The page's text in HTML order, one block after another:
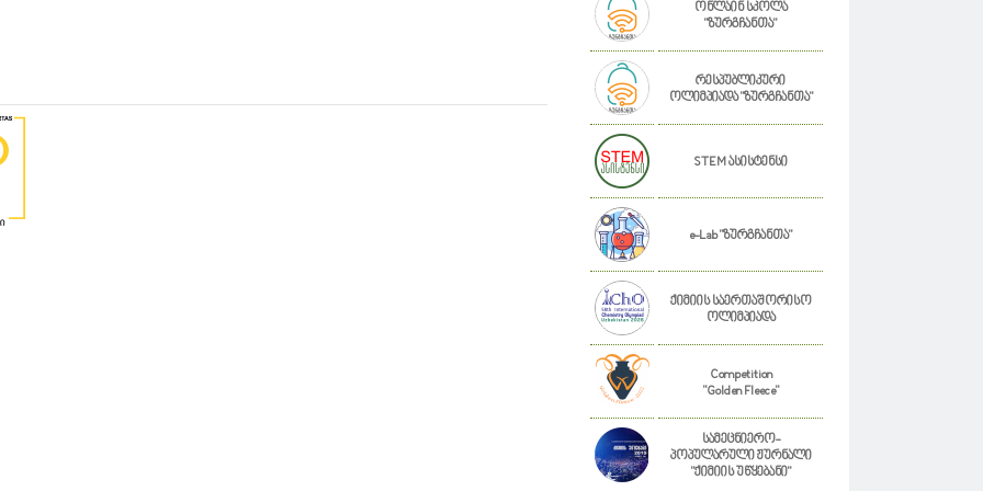
ონლაინ სკოლა
"ზურგჩანთა"
რესპუბლიკური
ოლიმპიადა "ზურგჩანთა"
STEM ასისტენსი
e-Lab "ზურგჩანთა"
ქიმიის საერთაშორისო
ოლიმპიადა
Competition
"Golden Fleece"
სამეცნიერო-
პოპულარული ჟურნალი
"ქიმიის უწყებანი"